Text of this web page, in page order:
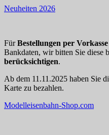
Neuheiten 2026
FürBestellungen per Vorkasse
Bankdaten, wir bitten Sie diese
berücksichtigen.
Ab dem 11.11.2025 haben Sie
Karte zu bezahlen.
Modelleisenbahn-Shop.com